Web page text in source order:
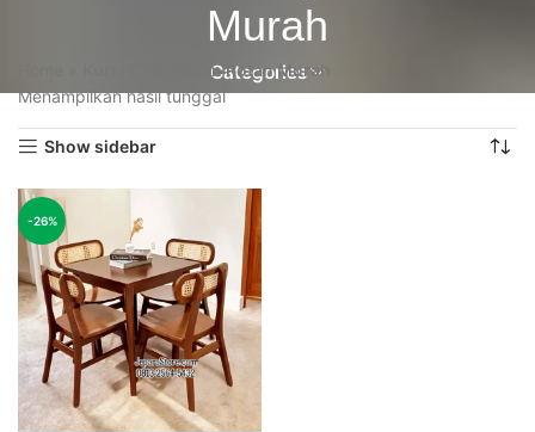
Murah
Categories
Kursi Cafe Ropan Rotan Murah
Menampilkan hasil tunggal
Show sidebar
-26%